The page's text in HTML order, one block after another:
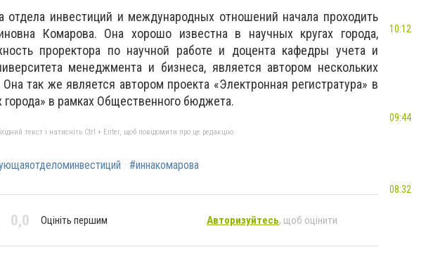
отдела инвестиций и международных отношений начала проходить
Комарова. Она хорошо известна в научных кругах города,
проректора по научной работе и доцента кафедры учета и
менеджмента и бизнеса, является автором нескольких
так же является автором проекта «Электронная регистратура» в
в рамках Общественного бюджета.
текст і натисніть Ctrl + Enter, щоб повідомити про це редакцію
#иннакомарова
0,0 Оцініть першим Авторизуйтесь, щоб оцінити
10:12
09:44
08:32